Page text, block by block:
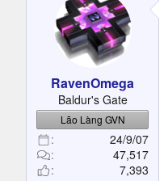
RavenOmega
Baldur's Gate
Lão Làng GVN
24/9/07
47,517
7,393